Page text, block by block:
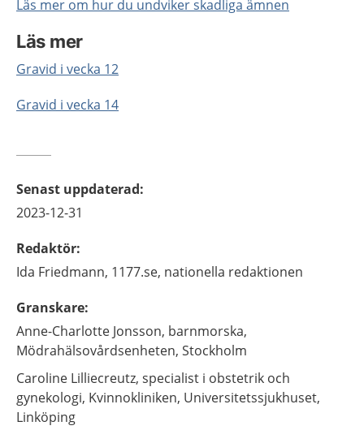
Läs mer om hur du undviker skadliga ämnen
Läs mer
Gravid i vecka 12
Gravid i vecka 14
Senast uppdaterad:
2023-12-31
Redaktör:
Ida Friedmann, 1177.se, nationella redaktionen
Granskare:
Anne-Charlotte Jonsson, barnmorska,
Mödrahälsovårdsenheten, Stockholm
Caroline Lilliecreutz, specialist i obstetrik och
gynekologi, Kvinnokliniken, Universitetssjukhuset,
Linköping